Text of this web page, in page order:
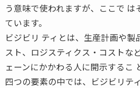
う意味で使われますが、ここで は
ています。
ビジビリ ティとは、生産計画や製
スト、ロジスティクス・コストな
ェーンにかかわる人に開示するこ
四つの要素の中では、ビジビリテ